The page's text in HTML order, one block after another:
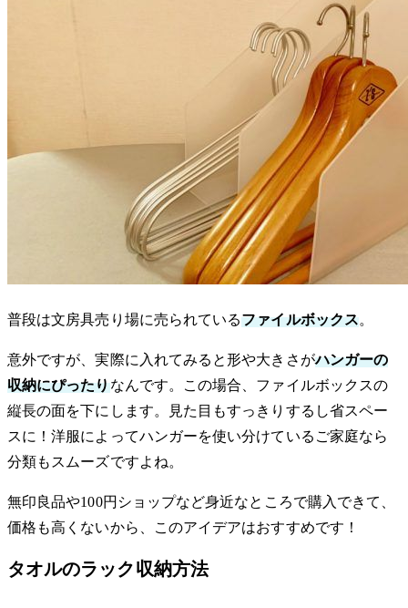
普段は文房具売り場に売られているファイルボックス。
意外ですが、実際に入れてみると形や大きさがハンガーの
収納にぴったりなんです。この場合、ファイルボックスの
縦長の面を下にします。見た目もすっきりするし省スペー
スに！洋服によってハンガーを使い分けているご家庭なら
分類もスムーズですよね。
無印良品や100円ショップなど身近なところで購入できて、
価格も高くないから、このアイデアはおすすめです！
タオルのラック収納方法